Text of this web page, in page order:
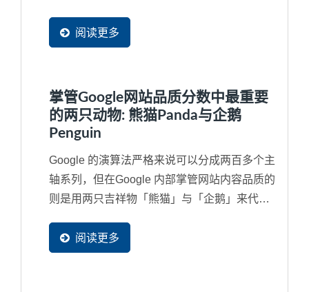
阅读更多
掌管Google网站品质分数中最重要
的两只动物: 熊猫Panda与企鹅
Penguin
Google 的演算法严格来说可以分成两百多个主
轴系列，但在Google 内部掌管网站内容品质的
则是用两只吉祥物「熊猫」与「企鹅」来代
阅读更多